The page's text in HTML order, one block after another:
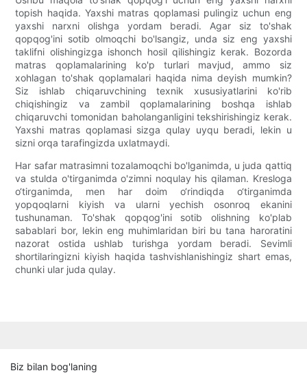
topish haqida. Yaxshi matras qoplamasi pulingiz uchun eng
yaxshi narxni olishga yordam beradi. Agar siz to'shak
qopqog'ini sotib olmoqchi bo'lsangiz, unda siz eng yaxshi
taklifni olishingizga ishonch hosil qilishingiz kerak. Bozorda
matras qoplamalarining ko'p turlari mavjud, ammo siz
xohlagan to'shak qoplamalari haqida nima deyish mumkin?
Siz ishlab chiqaruvchining texnik xususiyatlarini ko'rib
chiqishingiz va zambil qoplamalarining boshqa ishlab
chiqaruvchi tomonidan baholanganligini tekshirishingiz kerak.
Yaxshi matras qoplamasi sizga qulay uyqu beradi, lekin u
sizni orqa tarafingizda uxlatmaydi.
Har safar matrasimni tozalamoqchi bo'lganimda, u juda qattiq
va stulda o'tirganimda o'zimni noqulay his qilaman. Kresloga
o‘tirganimda, men har doim o‘rindiqda o‘tirganimda
yopqoqlarni kiyish va ularni yechish osonroq ekanini
tushunaman. To'shak qopqog'ini sotib olishning ko'plab
sabablari bor, lekin eng muhimlaridan biri bu tana haroratini
nazorat ostida ushlab turishga yordam beradi. Sevimli
shortilaringizni kiyish haqida tashvishlanishingiz shart emas,
chunki ular juda qulay.
Biz bilan bog'laning